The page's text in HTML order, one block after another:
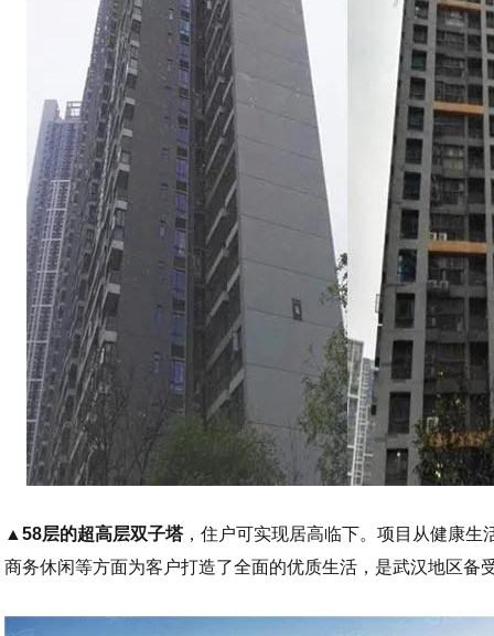
▲58层的超高层双子塔，住户可实现居高临下。项目从健康生
商务休闲等方面为客户打造了全面的优质生活，是武汉地区备